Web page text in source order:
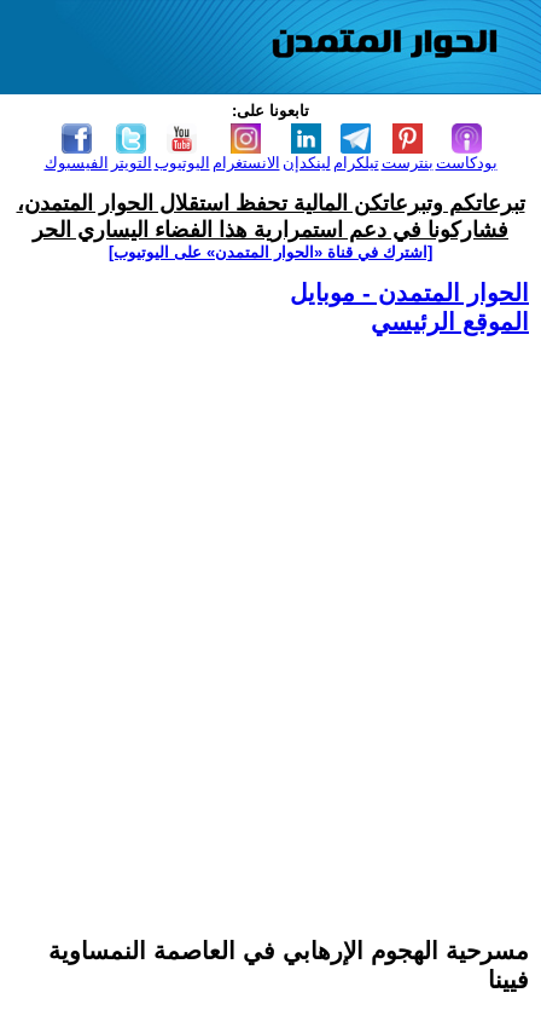
تابعونا على:
الفيسبوك التويتر اليوتيوب الانستغرام لينكدإن تيلكرامبنترست بودكاست
تبرعاتكم وتبرعاتكن المالية تحفظ استقلال الحوار المتمدن،
فشاركونا في دعم استمرارية هذا الفضاء اليساري الحر
[اشترك في قناة ‫«الحوار المتمدن» على اليوتيوب]
الحوار المتمدن - موبايل
الموقع الرئيسي
مسرحية الهجوم الإرهابي في العاصمة النمساوية
فيينا